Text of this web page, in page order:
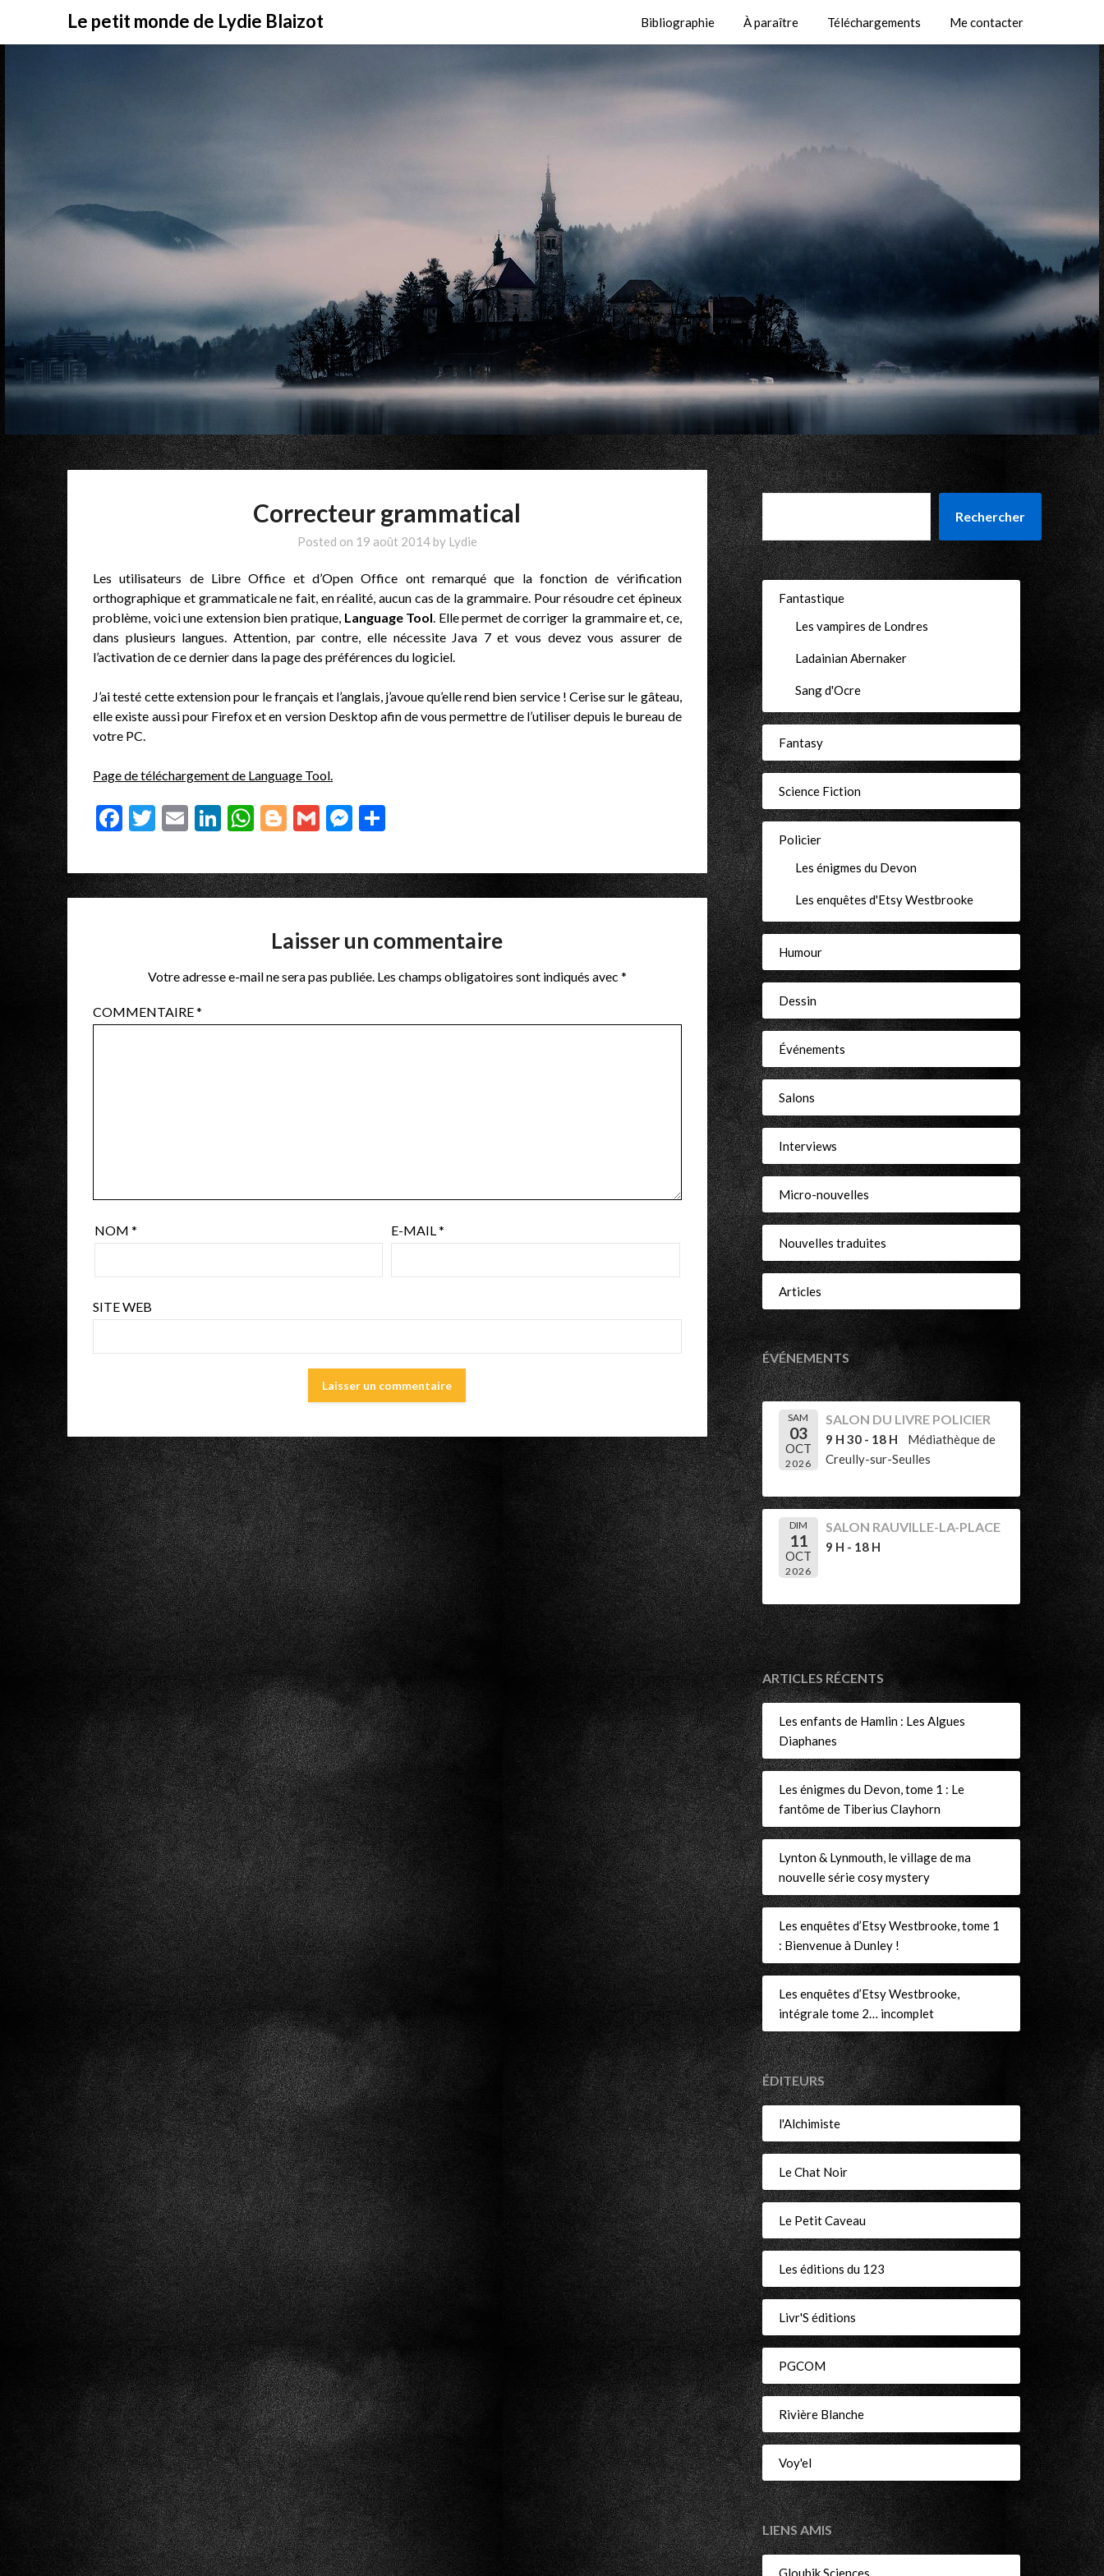
Le petit monde de Lydie Blaizot Bibliographie À paraître Téléchargements Me contacter
Correcteur grammatical
Posted on 19 août 2014by Lydie
Les utilisateurs de Libre Office et d’Open Office ont remarqué que la fonction de vérification
orthographique et grammaticale ne fait, en réalité, aucun cas de la grammaire. Pour résoudre cet épineux
problème, voici une extension bien pratique, Language Tool. Elle permet de corriger la grammaire et, ce,
dans plusieurs langues. Attention, par contre, elle nécessite Java 7 et vous devez vous assurer de
l’activation de ce dernier dans la page des préférences du logiciel.
J’ai testé cette extension pour le français et l’anglais, j’avoue qu’elle rend bien service ! Cerise sur le gâteau,
elle existe aussi pour Firefox et en version Desktop afin de vous permettre de l’utiliser depuis le bureau de
votre PC.
Page de téléchargement de Language Tool.
Facebook
Twitter
EmailLinkedIn
WhatsApp
Blogger
GmailMessenger
Laisser un commentaire
Votre adresse e-mail ne sera pas publiée. Les champs obligatoires sont indiqués avec *
COMMENTAIRE*
NOM* E-MAIL*
SITE WEB
RECHERCHER
Rechercher
Fantastique
Les vampires de Londres
Ladainian Abernaker
Sang d'Ocre
Fantasy
Science Fiction
Policier
Les énigmes du Devon
Les enquêtes d'Etsy Westbrooke
Humour
Dessin
Événements
Salons
Interviews
Micro-nouvelles
Nouvelles traduites
Articles
ÉVÉNEMENTS
SAM
03
OCT
2026
SALON DU LIVRE POLICIER
9 H 30 - 18 H
Médiathèque de
Creully-sur-Seulles
DIM
11
OCT
2026
SALON RAUVILLE-LA-PLACE
9 H - 18 H
ARTICLES RÉCENTS
Les enfants de Hamlin : Les Algues
Diaphanes
Les énigmes du Devon, tome 1 : Le
fantôme de Tiberius Clayhorn
Lynton & Lynmouth, le village de ma
nouvelle série cosy mystery
Les enquêtes d’Etsy Westbrooke, tome 1
: Bienvenue à Dunley !
Les enquêtes d’Etsy Westbrooke,
intégrale tome 2… incomplet
ÉDITEURS
l'Alchimiste
Le Chat Noir
Le Petit Caveau
Les éditions du 123
Livr'S éditions
PGCOM
Rivière Blanche
Voy'el
LIENS AMIS